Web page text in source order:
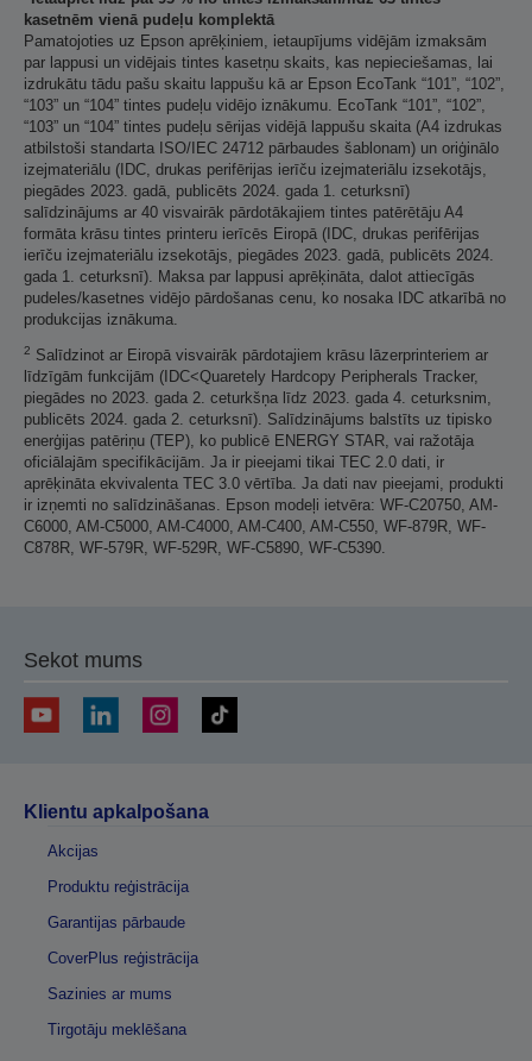
kasetnēm vienā pudeļu komplektā
Pamatojoties uz Epson aprēķiniem, ietaupījums vidējām izmaksām
par lappusi un vidējais tintes kasetņu skaits, kas nepieciešamas, lai
izdrukātu tādu pašu skaitu lappušu kā ar Epson EcoTank “101”, “102”,
“103” un “104” tintes pudeļu vidējo iznākumu. EcoTank “101”, “102”,
“103” un “104” tintes pudeļu sērijas vidējā lappušu skaita (A4 izdrukas
atbilstoši standarta ISO/IEC 24712 pārbaudes šablonam) un oriģinālo
izejmateriālu (IDC, drukas perifērijas ierīču izejmateriālu izsekotājs,
piegādes 2023. gadā, publicēts 2024. gada 1. ceturksnī)
salīdzinājums ar 40 visvairāk pārdotākajiem tintes patērētāju A4
formāta krāsu tintes printeru ierīcēs Eiropā (IDC, drukas perifērijas
ierīču izejmateriālu izsekotājs, piegādes 2023. gadā, publicēts 2024.
gada 1. ceturksnī). Maksa par lappusi aprēķināta, dalot attiecīgās
pudeles/kasetnes vidējo pārdošanas cenu, ko nosaka IDC atkarībā no
produkcijas iznākuma.
2 Salīdzinot ar Eiropā visvairāk pārdotajiem krāsu lāzerprinteriem ar
līdzīgām funkcijām (IDC<Quaretely Hardcopy Peripherals Tracker,
piegādes no 2023. gada 2. ceturkšņa līdz 2023. gada 4. ceturksnim,
publicēts 2024. gada 2. ceturksnī). Salīdzinājums balstīts uz tipisko
enerģijas patēriņu (TEP), ko publicē ENERGY STAR, vai ražotāja
oficiālajām specifikācijām. Ja ir pieejami tikai TEC 2.0 dati, ir
aprēķināta ekvivalenta TEC 3.0 vērtība. Ja dati nav pieejami, produkti
ir izņemti no salīdzināšanas. Epson modeļi ietvēra: WF-C20750, AM-
C6000, AM-C5000, AM-C4000, AM-C400, AM-C550, WF-879R, WF-
C878R, WF-579R, WF-529R, WF-C5890, WF-C5390.
Sekot mums
Klientu apkalpošana
Akcijas
Produktu reģistrācija
Garantijas pārbaude
CoverPlus reģistrācija
Sazinies ar mums
Tirgotāju meklēšana